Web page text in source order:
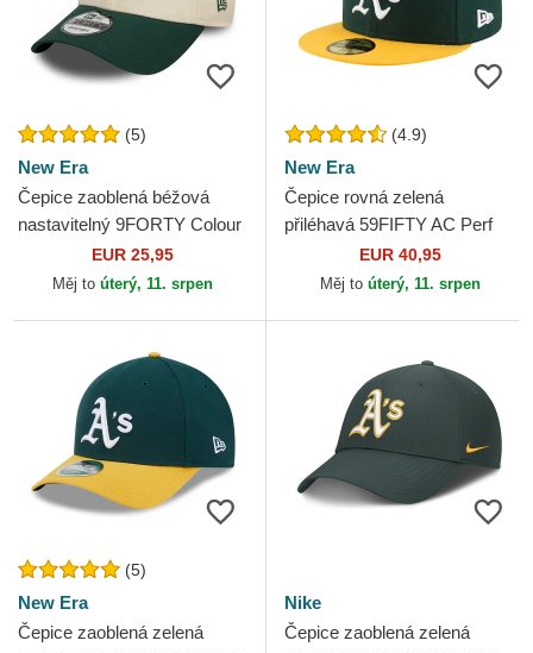
(5)
New Era
Čepice zaoblená béžová
nastavitelný 9FORTY Colour
Block Oakland Athletics MLB
New Era
EUR 25,95
Měj to úterý, 11. srpen
(4.9)
New Era
Čepice rovná zelená
přiléhavá 59FIFTY AC Perf
Oakland Athletics MLB New
EUR 40,95
Měj to úterý, 11. srpen
(5)
New Era
Čepice zaoblená zelená
Nike
Čepice zaoblená zelená